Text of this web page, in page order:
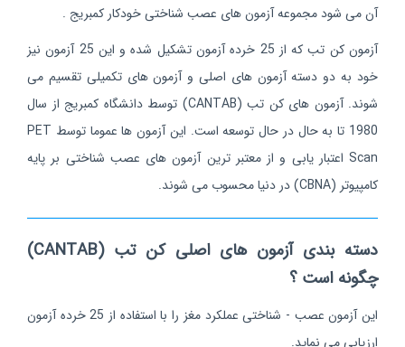
آن می شود مجموعه آزمون های عصب شناختی خودکار کمبریج .
آزمون کن تب که از 25 خرده آزمون تشکیل شده و این 25 آزمون نیز
خود به دو دسته آزمون های اصلی و آزمون های تکمیلی تقسیم می
شوند. آزمون های کن تب (CANTAB) توسط دانشگاه کمبریج از سال
1980 تا به حال در حال توسعه است. این آزمون ها عموما توسط PET
Scan اعتبار یابی و از معتبر ترین آزمون های عصب شناختی بر پایه
کامپیوتر (CBNA) در دنیا محسوب می شوند.
دسته بندی آزمون های اصلی کن تب (CANTAB)
چگونه است ؟
این آزمون عصب - شناختی عملکرد مغز را با استفاده از 25 خرده آزمون
ارزیابی می نماید.